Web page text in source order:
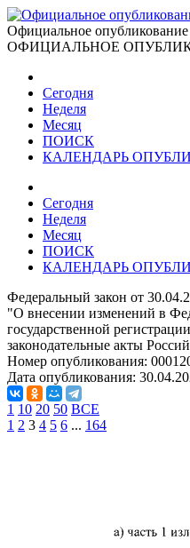
Официальное
ОФИЦИАЛЬНОЕ
Сегодня
Неделя
Месяц
ПОИСК
КАЛЕНДАРЬ
Сегодня
Неделя
Месяц
ПОИСК
КАЛЕНДАРЬ
Федеральный закон от
"О внесении изменений в
государственной
законодательные акты
Номер опубликования:
Дата опубликования:
1 10 20 50 ВСЕ
1 2 3 4 5 6 ... 164